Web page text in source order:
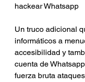
hackear Whatsapp
Un truco adicional
informáticos a
accesibilidad y
cuenta de
fuerza bruta